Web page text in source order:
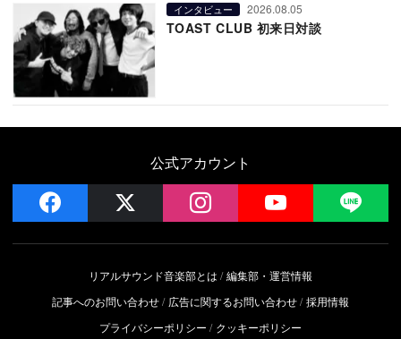
インタビュー 2026.08.05
TOAST CLUB 初来日対談
公式アカウント
facebook instagram YouTube
リアルサウンド音楽部とは
編集部・運営情報
記事へのお問い合わせ
広告に関するお問い合わせ 採用情報
プライバシーポリシー
クッキーポリシー